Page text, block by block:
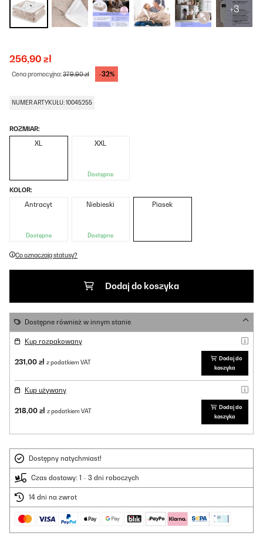
+3
256,90 zł
Cena promocyjna:379,90 zł -32%
NUMER ARTYKUŁU: 10045255
ROZMIAR:
XL XXL
Dostępne
KOLOR:
Antracyt
Dostępne
Niebieski
Dostępne
Piasek
Co oznaczają statusy?
Dodaj do koszyka
Dostępne również w innym stanie
Kup rozpakowany
231,00 zł z podatkiem VAT
Dodaj do
koszyka
Kup używany
218,00 zł z podatkiem VAT
Dodaj do
koszyka
Dostępny natychmiast!
Czas dostawy: 1 - 3 dni roboczych
14 dni na zwrot